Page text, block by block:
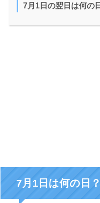
7月1日の翌日は何の
7月1日は何の日？